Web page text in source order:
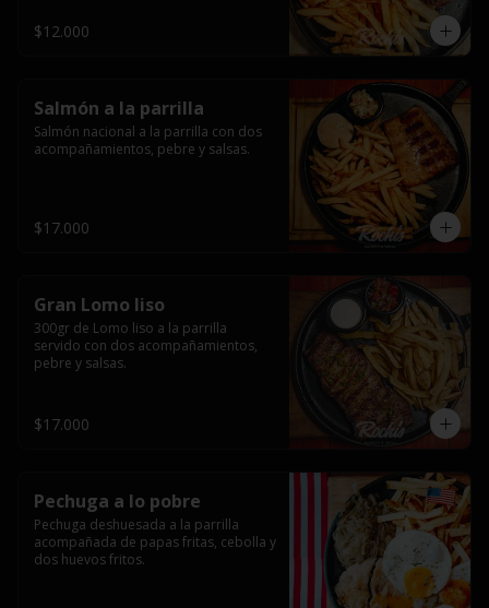
$12.000
Salmón a la parrilla
Salmón nacional a la parrilla con dos
acompañamientos, pebre y salsas.
$17.000
Gran Lomo liso
300gr de Lomo liso a la parrilla
servido con dos acompañamientos,
pebre y salsas.
$17.000
Pechuga a lo pobre
Pechuga deshuesada a la parrilla
acompañada de papas fritas, cebolla y
dos huevos fritos.